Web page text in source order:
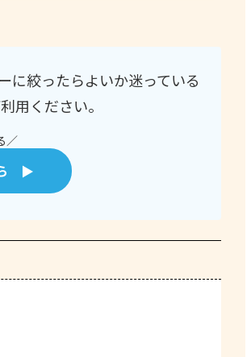
に絞ったらよいか迷っている
用ください。
／
ら ▶